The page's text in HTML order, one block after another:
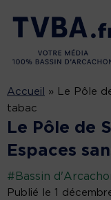
Accueil »
Le Pôle
tabac
Le Pôle de
Espaces
#Bassin
Publié le 1